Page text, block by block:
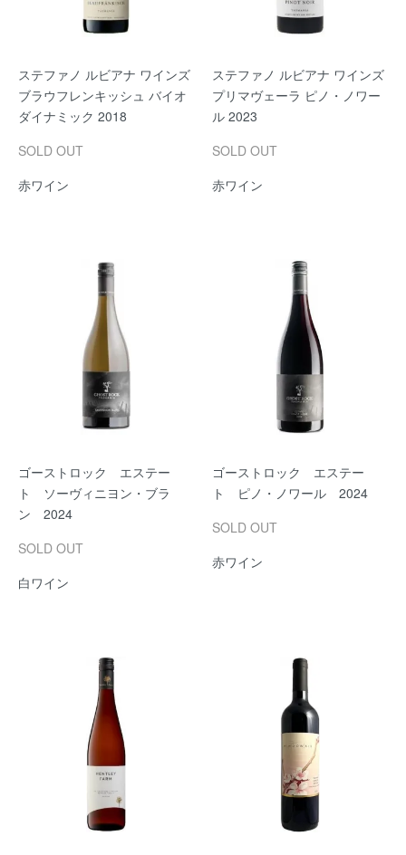
ステファノ ルビアナ ワインズ
ブラウフレンキッシュ バイオ
ダイナミック 2018
SOLD OUT
赤ワイン
ステファノ ルビアナ ワインズ
プリマヴェーラ ピノ・ノワー
ル 2023
SOLD OUT
赤ワイン
ゴーストロック エステー
ト ソーヴィニヨン・ブラ
ン 2024
SOLD OUT
白ワイン
ゴーストロック エステー
ト ピノ・ノワール 2024
SOLD OUT
赤ワイン